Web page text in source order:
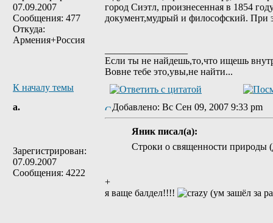
07.09.2007
Сообщения: 477
Откуда:
Армения+Россия
город Сиэтл, произнесенная в 1854
документ,мудрый и философский. При
Если ты не найдешь,то,что ищешь
Вовне тебе это,увы,не найти...
К началу темы
a.
Зарегистрирован:
07.09.2007
Сообщения: 4222
Добавлено: Вс Сен 09, 2007 9:33 pm
Яник писал(а):
Строки о священности природы
+
я ваще балдел!!!!